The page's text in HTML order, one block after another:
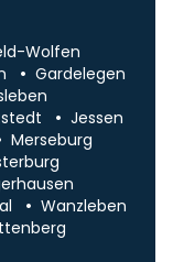
Wolfen
Gardelegen
Jessen
Merseburg
Wanzleben